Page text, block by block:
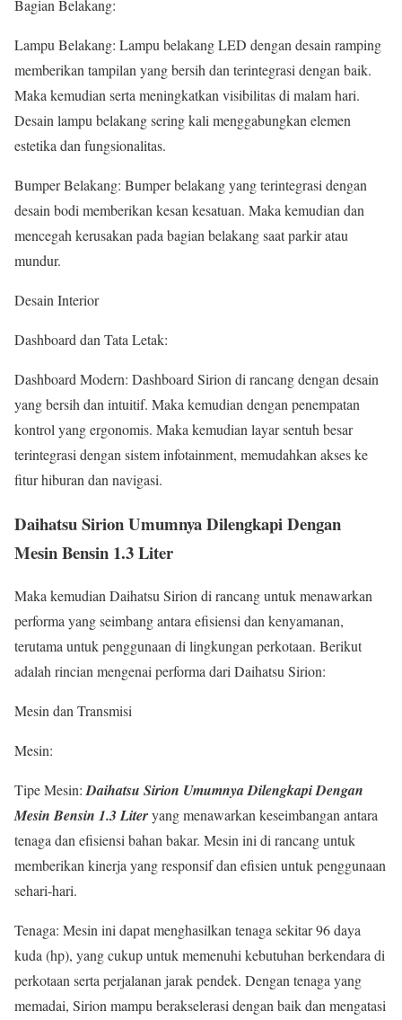
Bagian Belakang:
Lampu Belakang: Lampu belakang LED dengan desain ramping
memberikan tampilan yang bersih dan terintegrasi dengan baik.
Maka kemudian serta meningkatkan visibilitas di malam hari.
Desain lampu belakang sering kali menggabungkan elemen
estetika dan fungsionalitas.
Bumper Belakang: Bumper belakang yang terintegrasi dengan
desain bodi memberikan kesan kesatuan. Maka kemudian dan
mencegah kerusakan pada bagian belakang saat parkir atau
mundur.
Desain Interior
Dashboard dan Tata Letak:
Dashboard Modern: Dashboard Sirion di rancang dengan desain
yang bersih dan intuitif. Maka kemudian dengan penempatan
kontrol yang ergonomis. Maka kemudian layar sentuh besar
terintegrasi dengan sistem infotainment, memudahkan akses ke
fitur hiburan dan navigasi.
Daihatsu Sirion Umumnya Dilengkapi Dengan
Mesin Bensin 1.3 Liter
Maka kemudian Daihatsu Sirion di rancang untuk menawarkan
performa yang seimbang antara efisiensi dan kenyamanan,
terutama untuk penggunaan di lingkungan perkotaan. Berikut
adalah rincian mengenai performa dari Daihatsu Sirion:
Mesin dan Transmisi
Mesin:
Tipe Mesin:Daihatsu Sirion Umumnya Dilengkapi Dengan
Mesin Bensin 1.3 Literyang menawarkan keseimbangan antara
tenaga dan efisiensi bahan bakar. Mesin ini di rancang untuk
memberikan kinerja yang responsif dan efisien untuk penggunaan
sehari-hari.
Tenaga: Mesin ini dapat menghasilkan tenaga sekitar 96 daya
kuda (hp), yang cukup untuk memenuhi kebutuhan berkendara di
perkotaan serta perjalanan jarak pendek. Dengan tenaga yang
memadai, Sirion mampu berakselerasi dengan baik dan mengatasi